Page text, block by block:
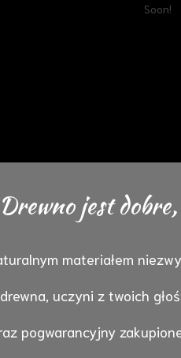
Soon!
Drewno jest
materiałem
uczyni z twoich
pogwarancyjny